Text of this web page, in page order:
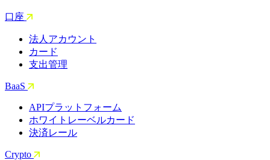
口座
法人アカウント
カード
支出管理
BaaS
APIプラットフォーム
ホワイトレーベルカード
決済レール
Crypto